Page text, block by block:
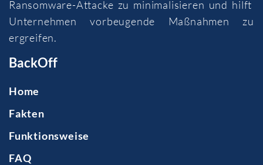
Ransomware-Attacke zu minimalisieren und hilft
Unternehmen vorbeugende Maßnahmen zu
ergreifen.
BackOff
Home
Fakten
Funktionsweise
FAQ